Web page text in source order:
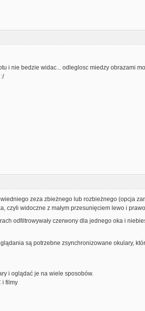
i nie bedzie widac... odleglosc miedzy obrazami
zeza zbieżnego lub rozbieżnego (opcja
czyli widoczne z małym przesunięciem lewo i
odfiltrowywały czerwony dla jednego oka i
są potrzebne zsynchronizowane okulary,
i oglądać je na wiele sposobów.
i filmy